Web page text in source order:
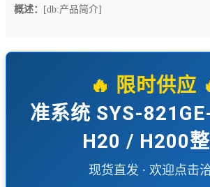
概述： [db:产品简介]
🔥 限时供应
准系统 SYS-
H20 / H200
现货直发 · 欢迎点击